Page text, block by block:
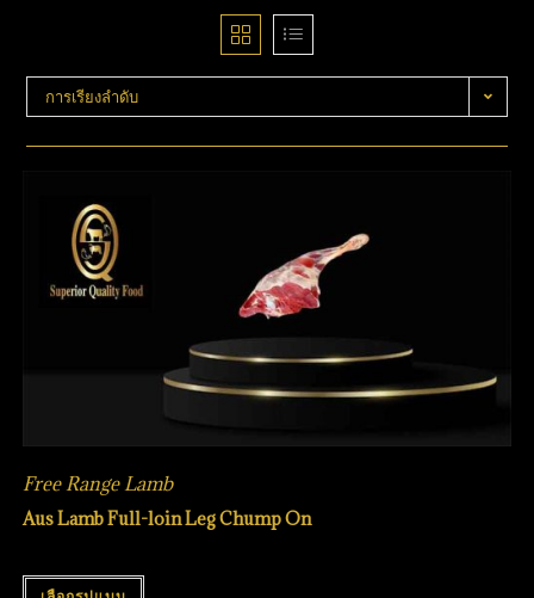
การเรียงลำดับ
Free Range Lamb
Aus Lamb Full-loin Leg Chump On